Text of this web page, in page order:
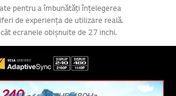
pentru a îmbunătăți înțelegerea
de experiența de utilizare reală.
ecranele obișnuite de 27 inchi.